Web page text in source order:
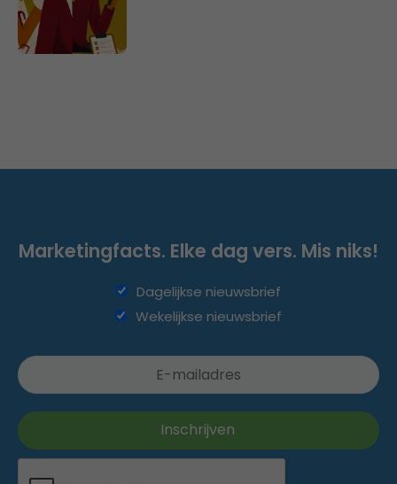
Marketingfacts. Elke dag vers. Mis niks!
Dagelijkse nieuwsbrief
Wekelijkse nieuwsbrief